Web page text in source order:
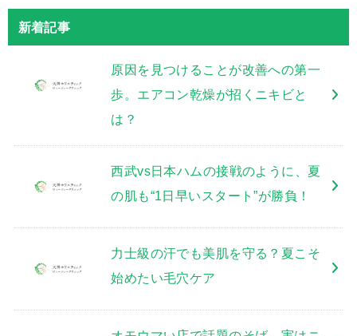
新着記事
原因を見つけることが改善への第一
歩。エアコン乾燥が招くニキビと
は？
西武vs日本ハムの接戦のように、夏
の肌も“1日早いスタート”が勝負！
力士級の汗でも美肌を守る？夏こそ
始めたい毛穴ケア